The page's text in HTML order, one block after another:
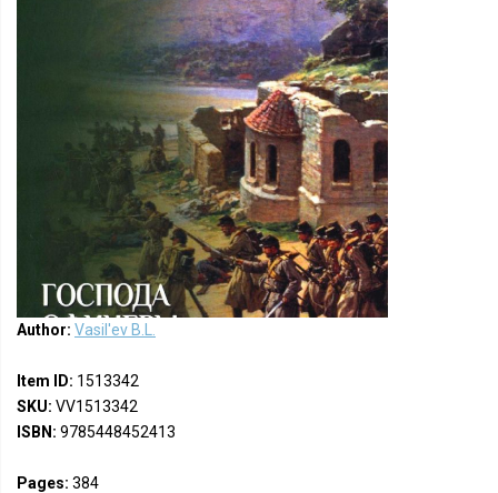
Author: Vasil'ev B.L.
Item ID: 1513342
SKU: VV1513342
ISBN: 9785448452413
Pages: 384